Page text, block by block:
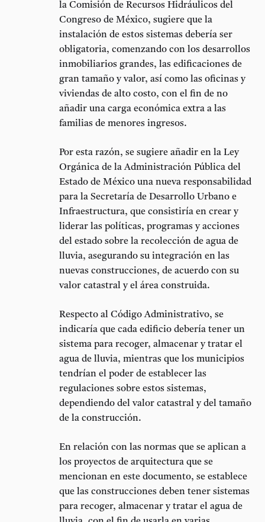
la Comisión de Recursos Hidráulicos del
Congreso de México, sugiere que la
instalación de estos sistemas debería ser
obligatoria, comenzando con los desarrollos
inmobiliarios grandes, las edificaciones de
gran tamaño y valor, así como las oficinas y
viviendas de alto costo, con el fin de no
añadir una carga económica extra a las
familias de menores ingresos.
Por esta razón, se sugiere añadir en la Ley
Orgánica de la Administración Pública del
Estado de México una nueva responsabilidad
para la Secretaría de Desarrollo Urbano e
Infraestructura, que consistiría en crear y
liderar las políticas, programas y acciones
del estado sobre la recolección de agua de
lluvia, asegurando su integración en las
nuevas construcciones, de acuerdo con su
valor catastral y el área construida.
Respecto al Código Administrativo, se
indicaría que cada edificio debería tener un
sistema para recoger, almacenar y tratar el
agua de lluvia, mientras que los municipios
tendrían el poder de establecer las
regulaciones sobre estos sistemas,
dependiendo del valor catastral y del tamaño
de la construcción.
En relación con las normas que se aplican a
los proyectos de arquitectura que se
mencionan en este documento, se establece
que las construcciones deben tener sistemas
para recoger, almacenar y tratar el agua de